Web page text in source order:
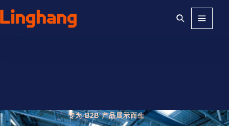
Menu
专为 B2B 产品展示而生